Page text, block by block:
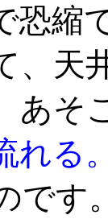
縮
、天
あそ
れる
です